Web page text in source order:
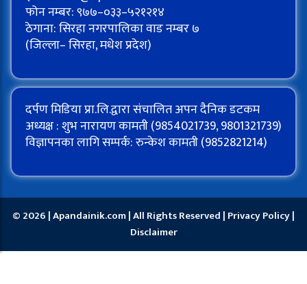
फोन नम्बर: ९७७–०३३–५२१२१४
ठेगाना: सिरहा नगरपालिका वाड नम्बर ७
(जिल्ला– सिरहा, मधेश प्रदेश)
दर्पण मिडिया प्रा.लि.द्वारा संचालित अपन दैनिक डटकम
अध्यक्ष : शुभ नारायण कामती (9854021739, 9801321739)
विज्ञापनका लागि सम्पर्क: रुन्केश कामती (9852821214)
© 2026 | Apandainik.com | All Rights Reserved | Privacy Policy|
Disclaimer